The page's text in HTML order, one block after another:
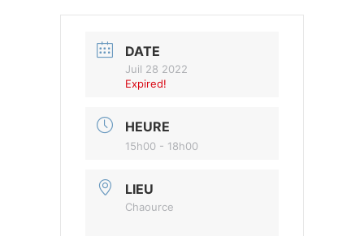
DATE
Juil 28 2022
Expired!
HEURE
15h00 - 18h00
LIEU
Chaource